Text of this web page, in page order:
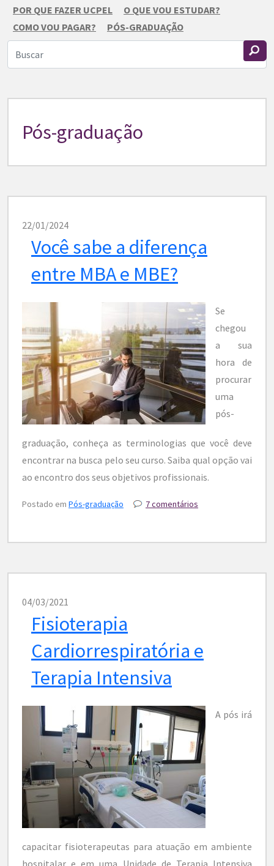
POR QUE FAZER UCPEL
O QUE VOU ESTUDAR?
COMO VOU PAGAR?
PÓS-GRADUAÇÃO
Pós-graduação
22/01/2024
Você sabe a diferença
entre MBA e MBE?
Se
chegou
a sua
hora de
procurar
uma
pós-
graduação, conheça as terminologias que você deve
encontrar na busca pelo seu curso. Saiba qual opção vai
ao encontro dos seus objetivos profissionais.
Postado em Pós-graduação 7 comentários
04/03/2021
Fisioterapia
Cardiorrespiratória e
Terapia Intensiva
A pós irá
capacitar fisioterapeutas para atuação em ambiente
hospitalar e em uma Unidade de Terapia Intensiva